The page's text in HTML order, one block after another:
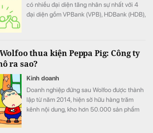
có nhiều đại diện tăng nhân sự nhất với 4
đại diện gồm VPBank (VPB), HDBank (HDB),
thua kiện Peppa Pig: Công ty
ra sao?
Kinh doanh
Doanh nghiệp đứng sau Wolfoo được thành
lập từ năm 2014, hiện sở hữu hàng trăm
kênh nội dung, kho hơn 50.000 sản phẩm